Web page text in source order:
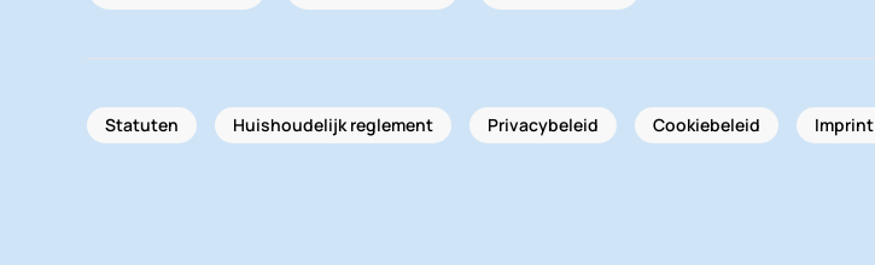
Statuten Huishoudelijk reglement Privacybeleid Cookiebeleid Imprint